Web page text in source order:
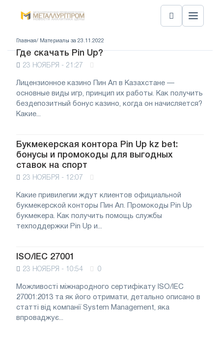
Главная/ Материалы за 23.11.2022
Где скачать Pin Up?
23 НОЯБРЯ - 21:27
Лицензионное казино Пин Ап в Казахстане —
основные виды игр, принцип их работы. Как получить
бездепозитный бонус казино, когда он начисляется?
Какие...
Букмекерская контора Pin Up kz bet:
бонусы и промокоды для выгодных
ставок на спорт
23 НОЯБРЯ - 12:07
Какие привилегии ждут клиентов официальной
букмекерской конторы Пин Ап. Промокоды Pin Up
букмекера. Как получить помощь службы
техподдержки Pin Up и...
ISO/IEC 27001
23 НОЯБРЯ - 10:54 0
Можливості міжнародного сертифікату ISO/IEC
27001:2013 та як його отримати, детально описано в
статті від компанії System Management, яка
впроваджує...